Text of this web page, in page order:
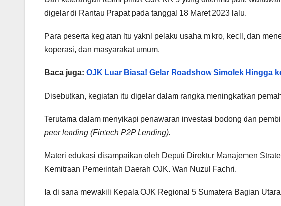
digelar di Rantau Prapat pada tanggal 18 Maret 2023 lalu.
Para peserta kegiatan itu yakni pelaku usaha mikro, kecil, dan
koperasi, dan masyarakat umum.
Baca juga: OJK Luar Biasa! Gelar Roadshow Simolek Hingga
Disebutkan, kegiatan itu digelar dalam rangka meningkatkan
Terutama dalam menyikapi penawaran investasi bodong dan
peer lending (Fintech P2P Lending).
Materi edukasi disampaikan oleh Deputi Direktur Manajemen
Kemitraan Pemerintah Daerah OJK, Wan Nuzul Fachri.
Ia di sana mewakili Kepala OJK Regional 5 Sumatera Bagian